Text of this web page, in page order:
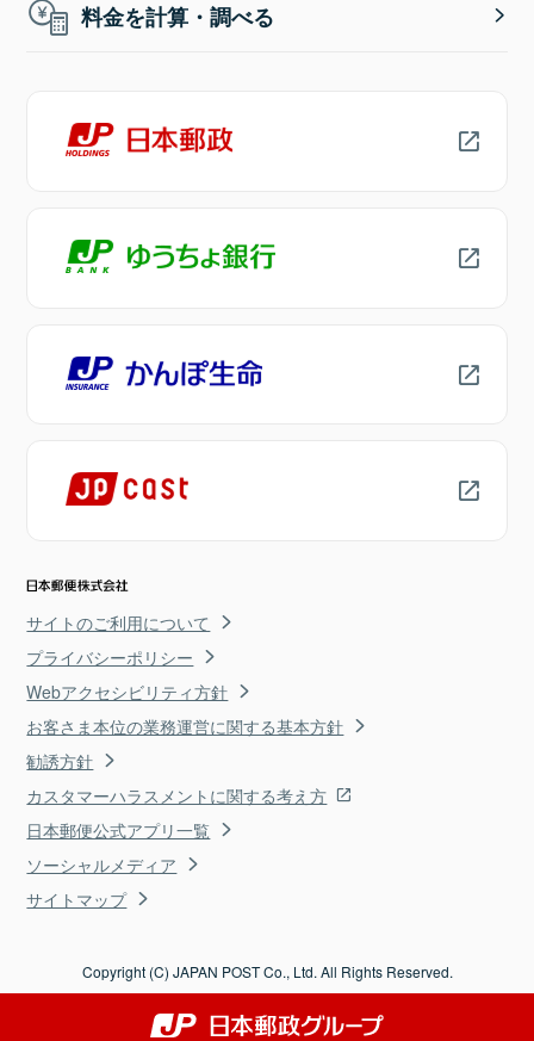
料金を計算・調べる
サイトのご利用について
プライバシーポリシー
Webアクセシビリティ方針
お客さま本位の業務運営に関する基本方針
勧誘方針
カスタマーハラスメントに関する考え方
日本郵便公式アプリ一覧
ソーシャルメディア
サイトマップ
Copyright (C) JAPAN POST Co., Ltd. All Rights Reserved.